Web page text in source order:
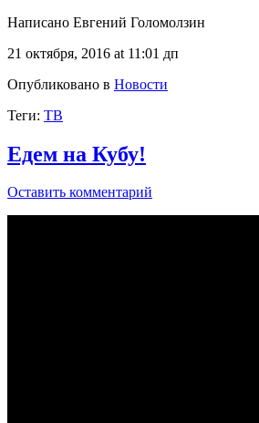
Написано Евгений Голомолзин
21 октября, 2016 at 11:01 дп
Опубликовано в Новости
Теги: ТВ
Едем на Кубу!
Оставить комментарий